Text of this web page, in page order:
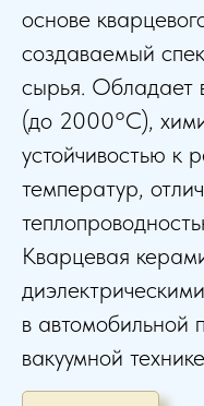
основе
создаваемый
сырья. Обладает
(до 2000°C),
устойчивостью к
температур,
Кварцевая
в автомобильной
вакуумной